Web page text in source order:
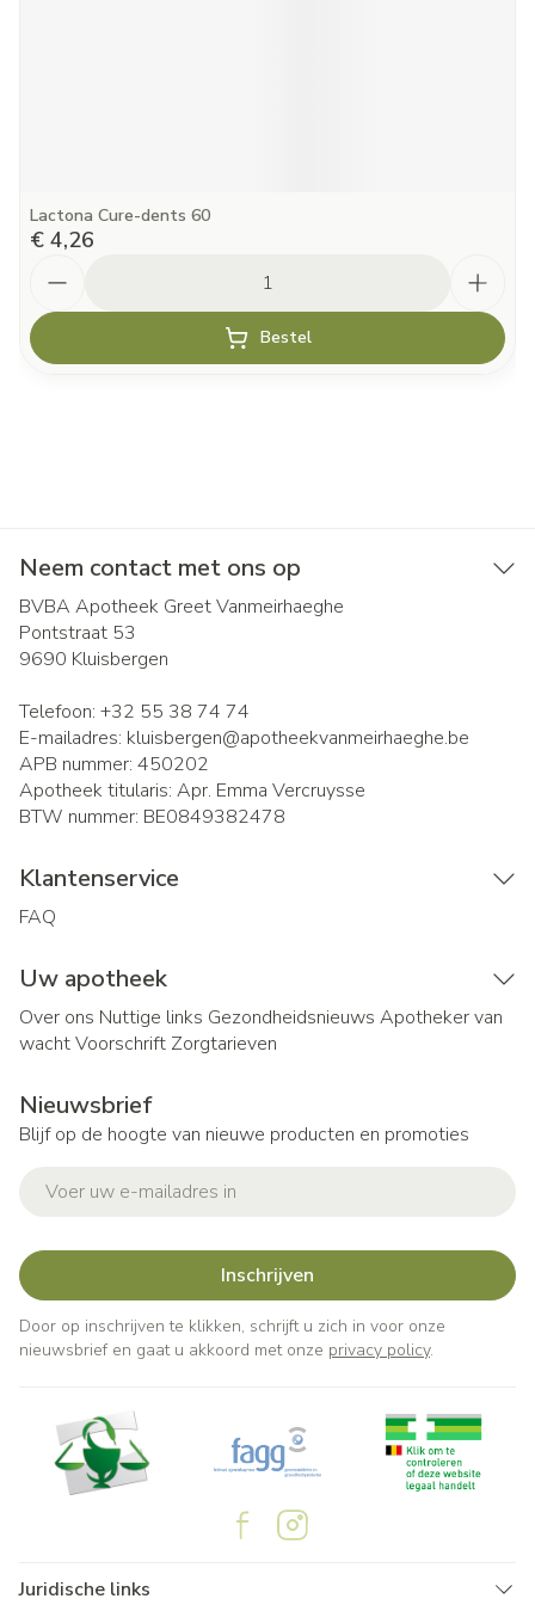
Lactona Cure-dents 60
€ 4,26
Bestel
Neem contact met ons op
BVBA Apotheek Greet Vanmeirhaeghe
Pontstraat 53
9690 Kluisbergen
Telefoon: +32 55 38 74 74
E-mailadres: kluisbergen@apotheekvanmeirhaeghe.be
APB nummer: 450202
Apotheek titularis: Apr. Emma Vercruysse
BTW nummer: BE0849382478
Klantenservice
FAQ
Uw apotheek
Over ons Nuttige links Gezondheidsnieuws Apotheker van
wachtVoorschrift Zorgtarieven
Nieuwsbrief
Blijf op de hoogte van nieuwe producten en promoties
Inschrijven
Door op inschrijven te klikken, schrijft u zich in voor onze
nieuwsbrief en gaat u akkoord met onze privacy policy.
Juridische links